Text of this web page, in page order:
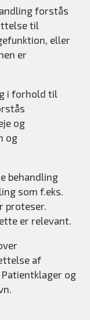
forstås
til
eller
er
i forhold til
og
og
behandling
som f.eks.
proteser.
er relevant.
af
og